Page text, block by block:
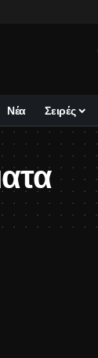
Νέα Σειρές